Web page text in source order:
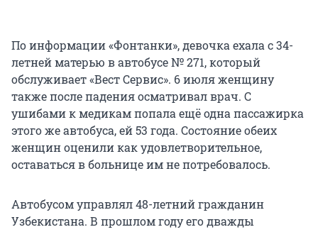
По информации «Фонтанки», девочка ехала с 34-
летней матерью в автобусе № 271, который
обслуживает «Вест Сервис». 6 июля женщину
также после падения осматривал врач. С
ушибами к медикам попала ещё одна пассажирка
этого же автобуса, ей 53 года. Состояние обеих
женщин оценили как удовлетворительное,
оставаться в больнице им не потребовалось.
Автобусом управлял 48-летний гражданин
Узбекистана. В прошлом году его дважды